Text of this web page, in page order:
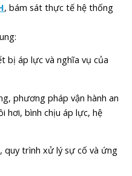
, bám sát thực tế hệ thống
bị áp lực và nghĩa vụ của
phương pháp vận hành an
hơi, bình chịu áp lực, hệ
quy trình xử lý sự cố và ứng